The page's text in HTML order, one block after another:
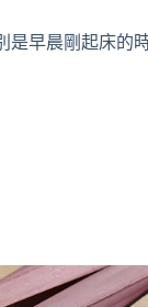
是早晨剛起床的